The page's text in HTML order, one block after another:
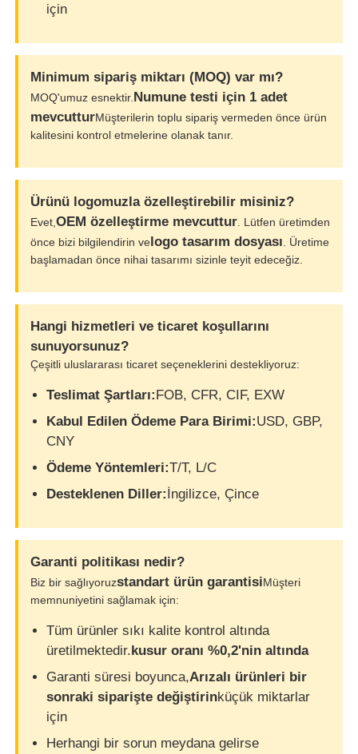
için
Minimum sipariş miktarı (MOQ) var mı?
MOQ'umuz esnektir. Numune testi için 1 adet
mevcutturMüşterilerin toplu sipariş vermeden önce ürün
kalitesini kontrol etmelerine olanak tanır.
Ürünü logomuzla özelleştirebilir misiniz?
Evet,OEM özelleştirme mevcuttur . Lütfen üretimden
önce bizi bilgilendirin velogo tasarım dosyası . Üretime
başlamadan önce nihai tasarımı sizinle teyit edeceğiz.
Hangi hizmetleri ve ticaret koşullarını
sunuyorsunuz?
Çeşitli uluslararası ticaret seçeneklerini destekliyoruz:
Teslimat Şartları:FOB, CFR, CIF, EXW
Kabul Edilen Ödeme Para Birimi:USD, GBP,
CNY
Ödeme Yöntemleri:T/T, L/C
Desteklenen Diller:İngilizce, Çince
Garanti politikası nedir?
Biz bir sağlıyoruzstandart ürün garantisiMüşteri
memnuniyetini sağlamak için:
Tüm ürünler sıkı kalite kontrol altında
üretilmektedir.kusur oranı %0,2'nin altında
Garanti süresi boyunca,Arızalı ürünleri bir
sonraki siparişte değiştirinküçük miktarlar
için
Herhangi bir sorun meydana gelirse